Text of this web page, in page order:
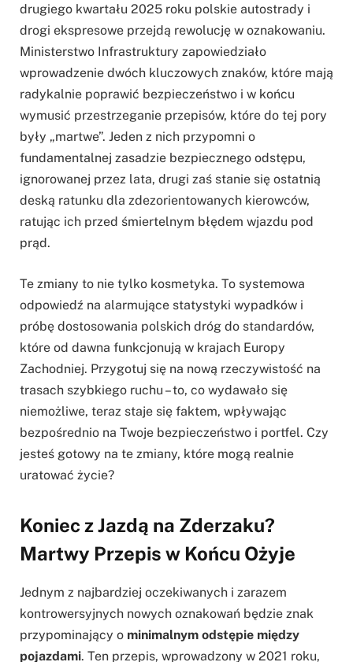
drugiego kwartału 2025 roku polskie autostrady i
drogi ekspresowe przejdą rewolucję w oznakowaniu.
Ministerstwo Infrastruktury zapowiedziało
wprowadzenie dwóch kluczowych znaków, które mają
radykalnie poprawić bezpieczeństwo i w końcu
wymusić przestrzeganie przepisów, które do tej pory
były „martwe”. Jeden z nich przypomni o
fundamentalnej zasadzie bezpiecznego odstępu,
ignorowanej przez lata, drugi zaś stanie się ostatnią
deską ratunku dla zdezorientowanych kierowców,
ratując ich przed śmiertelnym błędem wjazdu pod
prąd.
Te zmiany to nie tylko kosmetyka. To systemowa
odpowiedź na alarmujące statystyki wypadków i
próbę dostosowania polskich dróg do standardów,
które od dawna funkcjonują w krajach Europy
Zachodniej. Przygotuj się na nową rzeczywistość na
trasach szybkiego ruchu – to, co wydawało się
niemożliwe, teraz staje się faktem, wpływając
bezpośrednio na Twoje bezpieczeństwo i portfel. Czy
jesteś gotowy na te zmiany, które mogą realnie
uratować życie?
Koniec z Jazdą na Zderzaku?
Martwy Przepis w Końcu Ożyje
Jednym z najbardziej oczekiwanych i zarazem
kontrowersyjnych nowych oznakowań będzie znak
przypominający o minimalnym odstępie między
pojazdami. Ten przepis, wprowadzony w 2021 roku,